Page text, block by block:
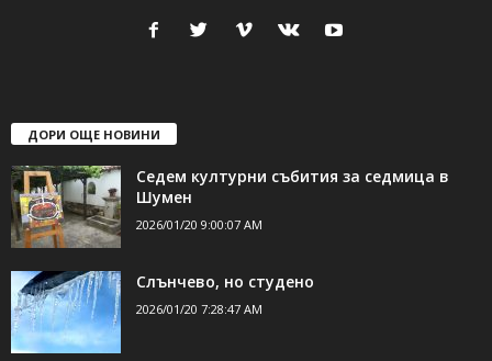
ДОРИ ОЩЕ НОВИНИ
Седем културни събития за седмица в
Шумен
2026/01/20 9:00:07 AM
Слънчево, но студено
2026/01/20 7:28:47 AM